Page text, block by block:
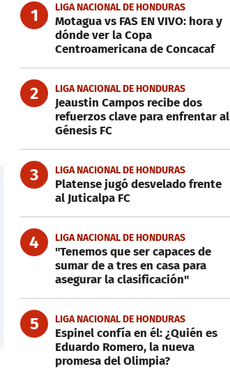
1 LIGA NACIONAL DE HONDURAS
Motagua vs FAS EN VIVO: hora y
dónde ver la Copa
Centroamericana de Concacaf
2 LIGA NACIONAL DE HONDURAS
Jeaustin Campos recibe dos
refuerzos clave para enfrentar al
Génesis FC
3 LIGA NACIONAL DE HONDURAS
Platense jugó desvelado frente
al Juticalpa FC
4 LIGA NACIONAL DE HONDURAS
"Tenemos que ser capaces de
sumar de a tres en casa para
asegurar la clasificación"
5 LIGA NACIONAL DE HONDURAS
Espinel confía en él: ¿Quién es
Eduardo Romero, la nueva
promesa del Olimpia?